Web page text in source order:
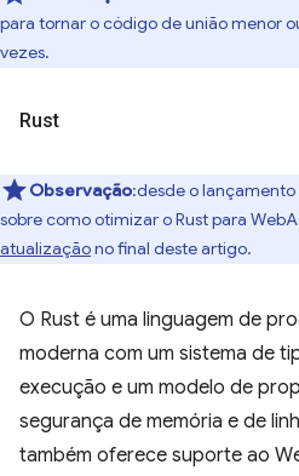
para tornar o código de união menor
vezes.
Rust
Observação:desde o
sobre como otimizar o Rust para
atualizaçãono final deste artigo.
O Rust é uma linguagem de
moderna com um sistema de
execução e um modelo de
segurança de memória e de
também oferece suporte ao